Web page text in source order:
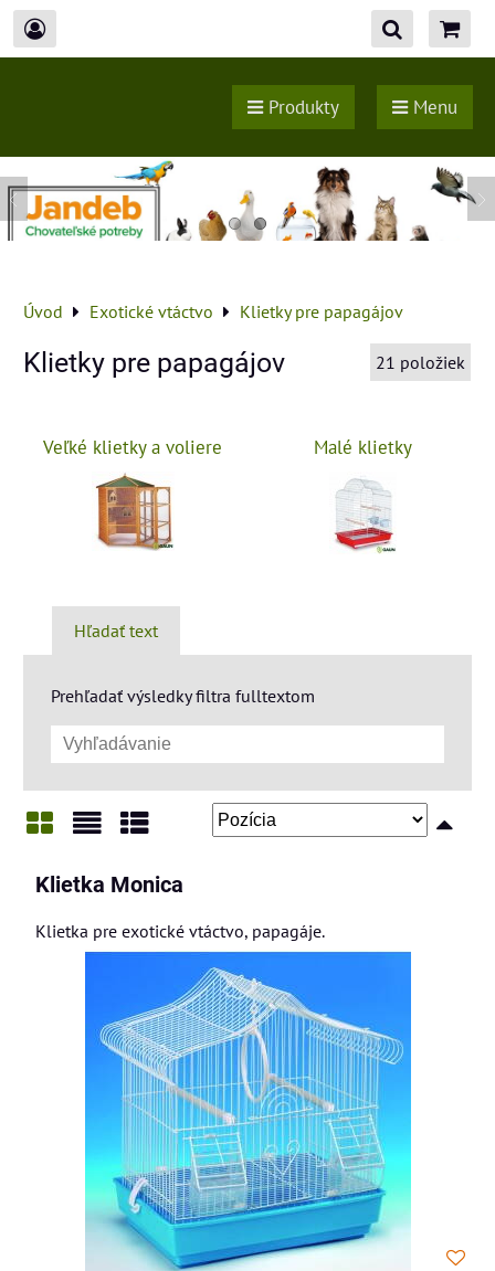
Produkty Menu
Úvod Exotické vtáctvo Klietky pre papagájov
Klietky pre papagájov 21 položiek
Veľké klietky a voliere Malé klietky
Hľadať text
Prehľadať výsledky filtra fulltextom
Klietka Monica
Klietka pre exotické vtáctvo, papagáje.